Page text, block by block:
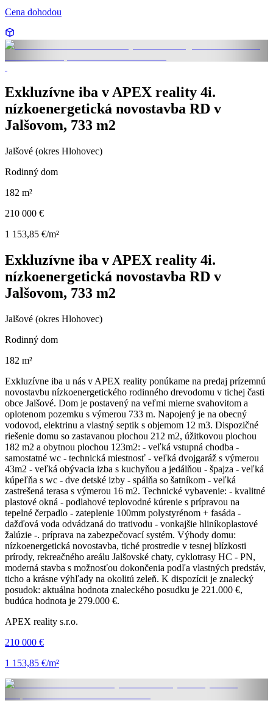
Cena dohodou
Exkluzívne iba v APEX reality 4i.
nízkoenergetická novostavba RD v
Jalšovom, 733 m2
Jalšové (okres Hlohovec)
Rodinný dom
182 m²
210 000 €
1 153,85 €/m²
Exkluzívne iba v APEX reality 4i.
nízkoenergetická novostavba RD v
Jalšovom, 733 m2
Jalšové (okres Hlohovec)
Rodinný dom
182 m²
Exkluzívne iba u nás v APEX reality ponúkame na predaj prízemnú
novostavbu nízkoenergetického rodinného drevodomu v tichej časti
obce Jalšové. Dom je postavený na veľmi mierne svahovitom a
oplotenom pozemku s výmerou 733 m. Napojený je na obecný
vodovod, elektrinu a vlastný septik s objemom 12 m3. Dispozičné
riešenie domu so zastavanou plochou 212 m2, úžitkovou plochou
182 m2 a obytnou plochou 123m2: - veľká vstupná chodba -
samostatné wc - technická miestnosť - veľká dvojgaráž s výmerou
43m2 - veľká obývacia izba s kuchyňou a jedálňou - špajza - veľká
kúpeľňa s wc - dve detské izby - spálňa so šatníkom - veľká
zastrešená terasa s výmerou 16 m2. Technické vybavenie: - kvalitné
plastové okná - podlahové teplovodné kúrenie s prípravou na
tepelné čerpadlo - zateplenie 100mm polystyrénom + fasáda -
dažďová voda odvádzaná do trativodu - vonkajšie hliníkoplastové
žalúzie -. príprava na zabezpečovací systém. Výhody domu:
nízkoenergetická novostavba, tiché prostredie v tesnej blízkosti
prírody, rekreačného areálu Jalšovské chaty, cyklotrasy HC - PN,
moderná stavba s možnosťou dokončenia podľa vlastných predstáv,
ticho a krásne výhľady na okolitú zeleň. K dispozícii je znalecký
posudok: aktuálna hodnota znaleckého posudku je 221.000 €,
budúca hodnota je 279.000 €.
APEX reality s.r.o.
210 000 €
1 153,85 €/m²